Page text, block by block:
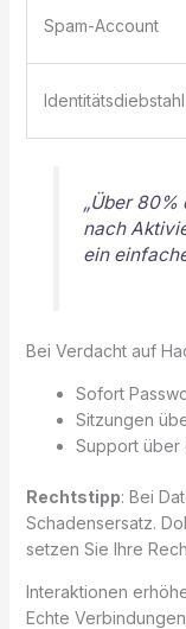
Spam-Account
Identitätsdiebstahl
„Über
nach
ein
Bei Verdacht auf
Sofort
Sitzungen
Support über
Rechtstipp: Bei
Schadensersatz.
setzen Sie Ihre
Interaktionen
Echte